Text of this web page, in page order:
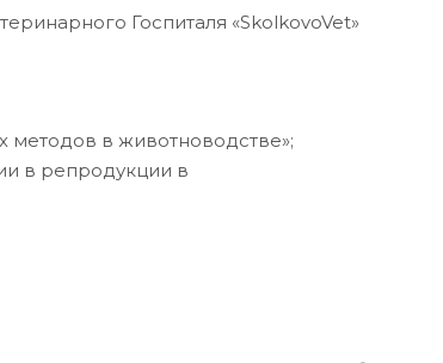
Госпиталя «SkolkovoVet»
в животноводстве»;
в репродукции в